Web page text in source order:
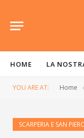
HOME LA
YOU ARE AT: Home
SCARPERIA E SAN